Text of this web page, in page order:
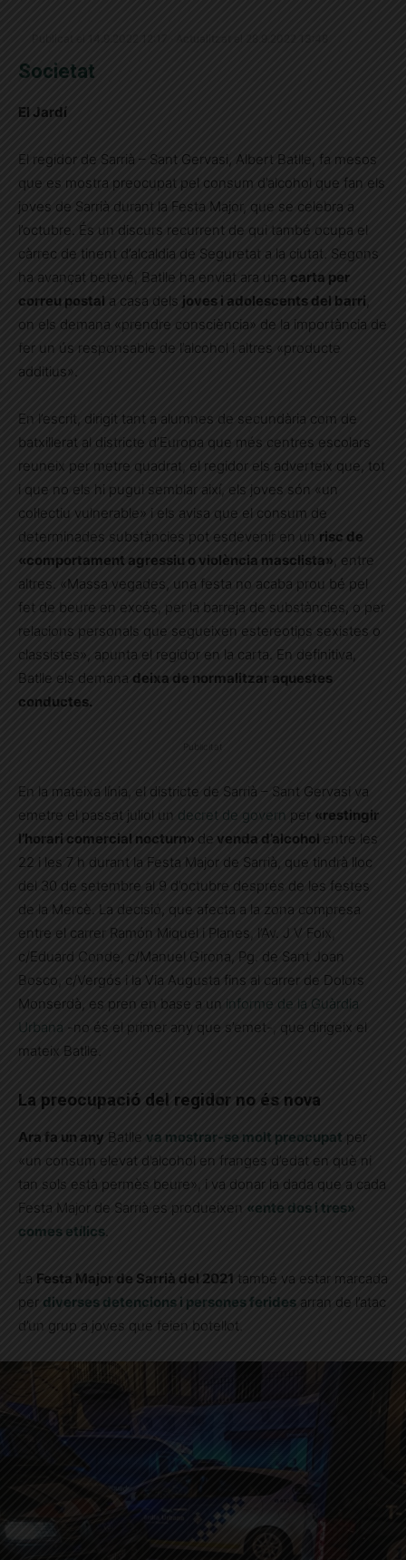
Societat
El Jardí
El regidor de Sarrià – Sant Gervasi, Albert Batlle, fa mesos
que es mostra preocupat pel consum d’alcohol que fan els
joves de Sarrià durant la Festa Major, que se celebra a
l’octubre. És un discurs recurrent de qui també ocupa el
càrrec de tinent d’alcaldia de Seguretat a la ciutat. Segons
ha avançat betevé, Batlle ha enviat ara una carta per
correu postal a casa dels joves i adolescents del barri
on els demana «prendre consciència» de la importància de
fer un ús responsable de l’alcohol i altres «producte
additius».
En l’escrit, dirigit tant a alumnes de secundària com de
batxillerat al districte d’Europa que més centres escolars
reuneix per metre quadrat, el regidor els adverteix que, tot
i que no els hi pugui semblar així, els joves són «un
col·lectiu vulnerable» i els avisa que el consum de
determinades substàncies pot esdevenir en un risc de
«comportament agressiu o violència masclista» , entre
altres. «Massa vegades, una festa no acaba prou bé pel
fet de beure en excés, per la barreja de substàncies, o per
relacions personals que segueixen estereotips sexistes o
classistes», apunta el regidor en la carta. En definitiva,
Batlle els demana deixa de normalitzar aquestes
conductes.
Publicitat
En la mateixa línia, el districte de Sarrià – Sant Gervasi va
emetre el passat juliol un decret de govern per «restingir
l’horari comercial nocturn» de venda d’alcohol entre les
22 i les 7 h durant la Festa Major de Sarrià, que tindrà lloc
del 30 de setembre al 9 d’octubre després de les festes
de la Mercè. La decisió, que afecta a la zona compresa
entre el carrer Ramón Miquel i Planes, l’Av. J V Foix,
c/Eduard Conde, c/Manuel Girona, Pg. de Sant Joan
Bosco, c/Vergós i la Via Augusta fins al carrer de Dolors
Monserdà, es pren en base a un informe de la Guàrdia
Urbana -no és el primer any que s’emet-, que dirigeix el
mateix Batlle.
La preocupació del regidor no és nova
Ara fa un any Batlle va mostrar-se molt preocupat per
«un consum elevat d’alcohol en franges d’edat en què ni
tan sols està permès beure», i va donar la dada que a cada
Festa Major de Sarrià es produeixen «ente dos i tres»
comes etílics.
La Festa Major de Sarrià del 2021 també va estar marcada
per diverses detencions i persones ferides arran de l’atac
d’un grup a joves que feien botellot.